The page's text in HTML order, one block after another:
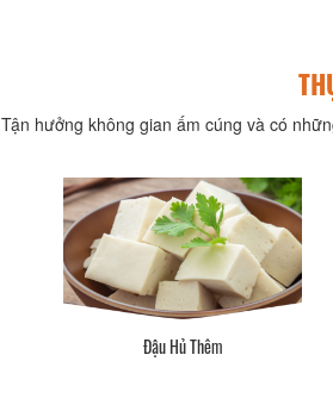
Tận hưởng không gian ấm cúng và có
Đậu Hủ Thêm